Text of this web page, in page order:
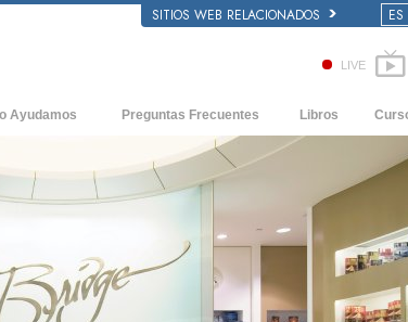
SITIOS WEB RELACIONADOS ES
LIVE
Ayudamos Preguntas Frecuentes
Antecedentes y principios básicos
Dentro de una Iglesia
La Organización de Scientology
Libros
Audiolibros
Conferencias
Películas
Cómo Resolver los
Las Dinámicas de la
Los Componentes de la
Soluciones para un Entorno